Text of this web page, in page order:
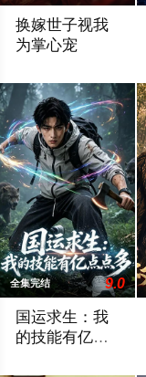
换嫁世子视我
为掌心宠
全集完结 9.0
国运求生：我
的技能有亿点